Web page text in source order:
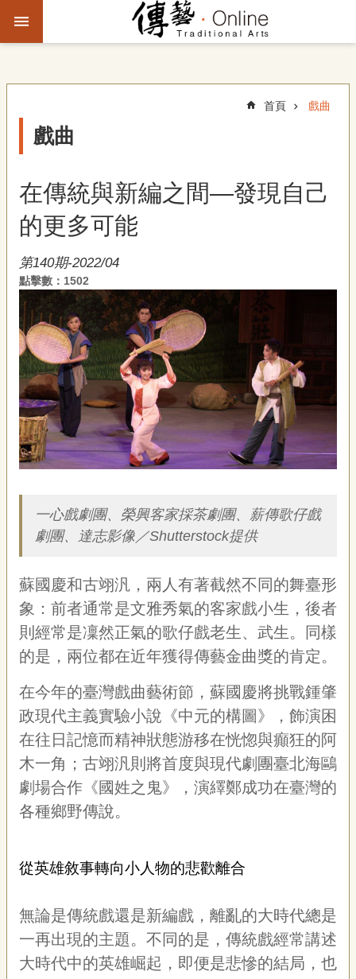
跳到主要內容區塊
尋
故
化
觀
察
傳
藝
P
o
p
e
E
傳
藝
家
族
影
音
專
區
關
於
我
隱
私
宣
訊
首頁 戲曲
戲曲
在傳統與新編之間—發現自己
的更多可能
第140期-2022/04
點擊數：1502
一心戲劇團、榮興客家採茶劇團、薪傳歌仔戲
劇團、達志影像／Shutterstock提供
蘇國慶和古翊汎，兩人有著截然不同的舞臺形
象：前者通常是文雅秀氣的客家戲小生，後者
則經常是凜然正氣的歌仔戲老生、武生。同樣
的是，兩位都在近年獲得傳藝金曲獎的肯定。
在今年的臺灣戲曲藝術節，蘇國慶將挑戰鍾肇
政現代主義實驗小說《中元的構圖》，飾演困
在往日記憶而精神狀態游移在恍惚與癲狂的阿
木一角；古翊汎則將首度與現代劇團臺北海鷗
劇場合作《國姓之鬼》，演繹鄭成功在臺灣的
各種鄉野傳說。
從英雄敘事轉向小人物的悲歡離合
無論是傳統戲還是新編戲，離亂的大時代總是
一再出現的主題。不同的是，傳統戲經常講述
大時代中的英雄崛起，即便是悲慘的結局，也